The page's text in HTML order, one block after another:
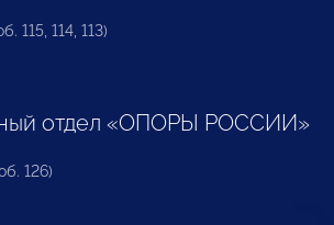
115, 114, 113)
отдел «ОПОРЫ РОССИИ»
126)